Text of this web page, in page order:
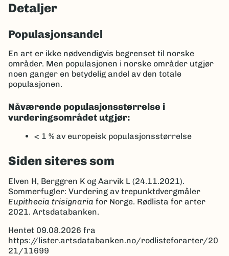
Detaljer
Populasjonsandel
En art er ikke nødvendigvis begrenset til norske
områder. Men populasjonen i norske områder utgjør
noen ganger en betydelig andel av den totale
populasjonen.
Nåværende populasjonsstørrelse i
vurderingsområdet utgjør:
< 1 % av europeisk populasjonsstørrelse
Siden siteres som
Elven H, Berggren K og Aarvik L (24.11.2021).
Sommerfugler: Vurdering av trepunktdvergmåler
Eupithecia trisignaria for Norge. Rødlista for arter
2021. Artsdatabanken.
Hentet 09.08.2026 fra
https://lister.artsdatabanken.no/rodlisteforarter/20
21/11699